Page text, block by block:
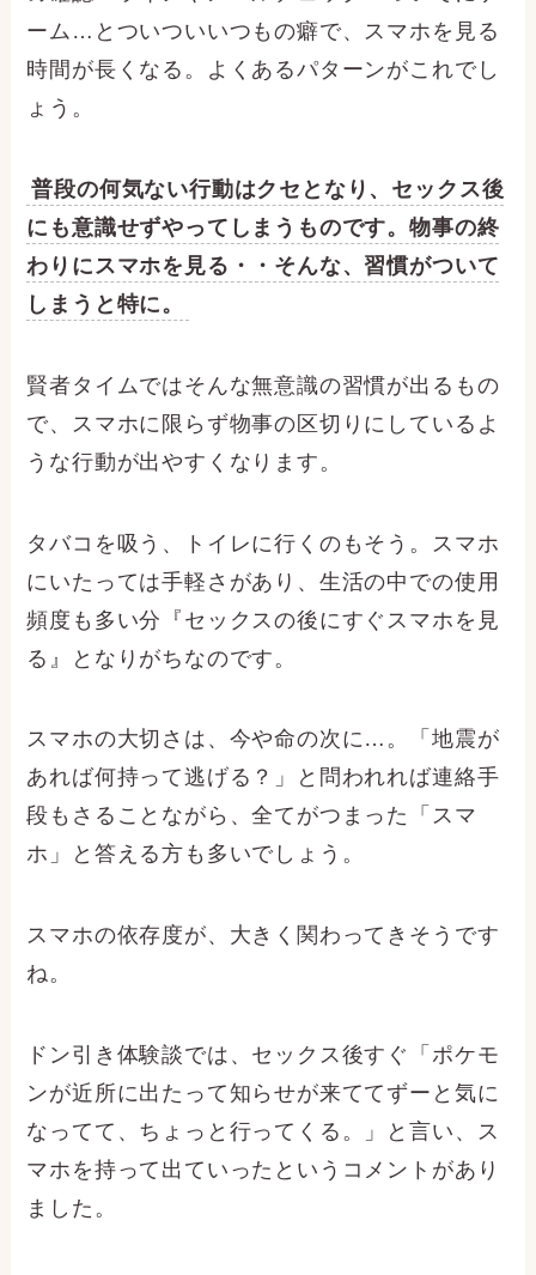
ーム…とついついいつもの癖で、スマホを見る
時間が長くなる。よくあるパターンがこれでし
ょう。
普段の何気ない行動はクセとなり、セックス後
にも意識せずやってしまうものです。物事の終
わりにスマホを見る・・そんな、習慣がついて
しまうと特に。
賢者タイムではそんな無意識の習慣が出るもの
で、スマホに限らず物事の区切りにしているよ
うな行動が出やすくなります。
タバコを吸う、トイレに行くのもそう。スマホ
にいたっては手軽さがあり、生活の中での使用
頻度も多い分『セックスの後にすぐスマホを見
る』となりがちなのです。
スマホの大切さは、今や命の次に…。「地震が
あれば何持って逃げる？」と問われれば連絡手
段もさることながら、全てがつまった「スマ
ホ」と答える方も多いでしょう。
スマホの依存度が、大きく関わってきそうです
ね。
ドン引き体験談では、セックス後すぐ「ポケモ
ンが近所に出たって知らせが来ててずーと気に
なってて、ちょっと行ってくる。」と言い、ス
マホを持って出ていったというコメントがあり
ました。